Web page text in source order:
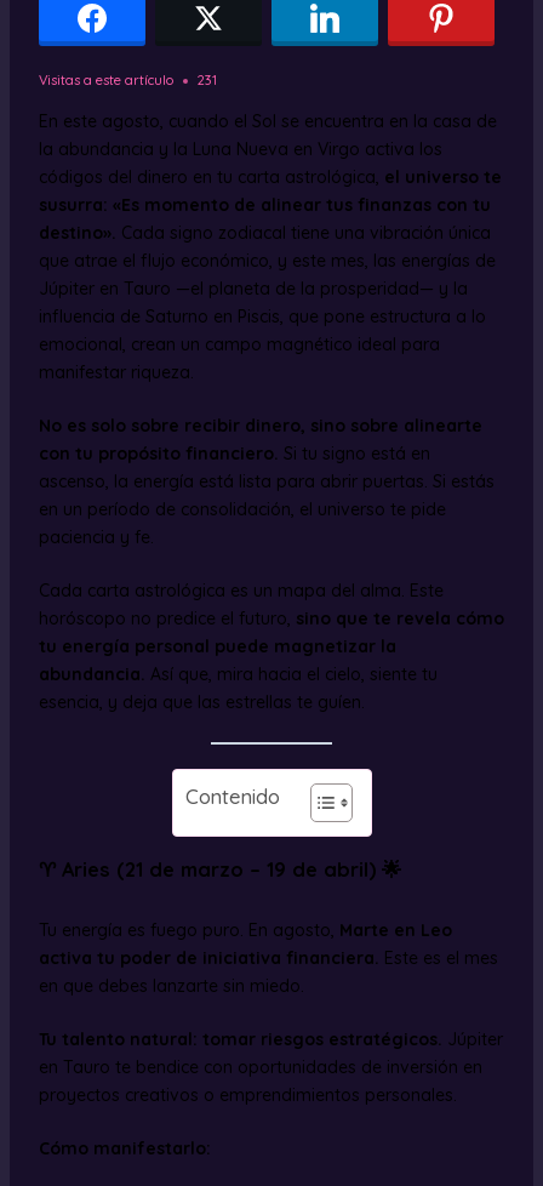
Visitas a este artículo 231
En este agosto, cuando el Sol se encuentra en la casa de
la abundancia y la Luna Nueva en Virgo activa los
códigos del dinero en tu carta astrológica, el universo te
susurra: «Es momento de alinear tus finanzas con tu
destino». Cada signo zodiacal tiene una vibración única
que atrae el flujo económico, y este mes, las energías de
Júpiter en Tauro —el planeta de la prosperidad— y la
influencia de Saturno en Piscis, que pone estructura a lo
emocional, crean un campo magnético ideal para
manifestar riqueza.
No es solo sobre recibir dinero, sino sobre alinearte
con tu propósito financiero. Si tu signo está en
ascenso, la energía está lista para abrir puertas. Si estás
en un período de consolidación, el universo te pide
paciencia y fe.
Cada carta astrológica es un mapa del alma. Este
horóscopo no predice el futuro, sino que te revela cómo
tu energía personal puede magnetizar la
abundancia. Así que, mira hacia el cielo, siente tu
esencia, y deja que las estrellas te guíen.
Contenido
♈ Aries (21 de marzo – 19 de abril) 🌟
Tu energía es fuego puro. En agosto, Marte en Leo
activa tu poder de iniciativa financiera. Este es el mes
en que debes lanzarte sin miedo.
Tu talento natural: tomar riesgos estratégicos. Júpiter
en Tauro te bendice con oportunidades de inversión en
proyectos creativos o emprendimientos personales.
Cómo manifestarlo: